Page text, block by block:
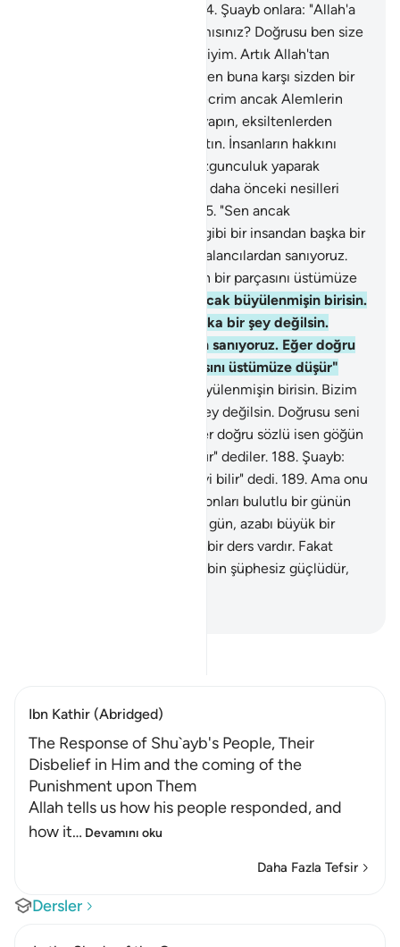
Ibn Kathir (Abridged)
The Response of Shu`ayb's People, Their
Disbelief in Him and the coming of the
Punishment upon Them
Allah tells us how his people responded, and
how it… Devamını oku
Daha Fazla Tefsir
Dersler
184. Şuayb onlara: "Allah'a
karşı gelmekten sakınmaz mısınız? Doğrusu ben size
gönderilmiş güvenilir bir elçiyim. Artık Allah'tan
sakının ve bana itaat edin. Ben buna karşı sizden bir
ücret istemiyorum, benim ecrim ancak Alemlerin
Rabbine aittir. Ölçüyü tam yapın, eksiltenlerden
olmayın. Doğru terazi ile tartın. İnsanların hakkını
azaltmayın. Yeryüzünde bozgunculuk yaparak
karışıklık çıkarmayın. Sizi ve daha önceki nesilleri
185. "Sen ancak
büyülenmişin birisin. Bizim gibi bir insandan başka bir
şey değilsin. Doğrusu seni yalancılardan sanıyoruz.
Eğer doğru sözlü isen göğün bir parçasını üstümüze
"Sen ancak büyülenmişin birisin.
Bizim gibi bir insandan başka bir şey değilsin.
Doğrusu seni yalancılardan sanıyoruz. Eğer doğru
sözlü isen göğün bir parçasını üstümüze düşür"
"Sen ancak büyülenmişin birisin. Bizim
gibi bir insandan başka bir şey değilsin. Doğrusu seni
yalancılardan sanıyoruz. Eğer doğru sözlü isen göğün
bir parçasını üstümüze düşür" dediler. 188. Şuayb:
"Rabbim yaptıklarınızı çok iyi bilir" dedi. 189. Ama onu
yalanladılar. Bunun üzerine onları bulutlu bir günün
azabı yakaladı. Gerçekten o gün, azabı büyük bir
Doğrusu bunda bir ders vardır. Fakat
Rabbin şüphesiz güçlüdür,